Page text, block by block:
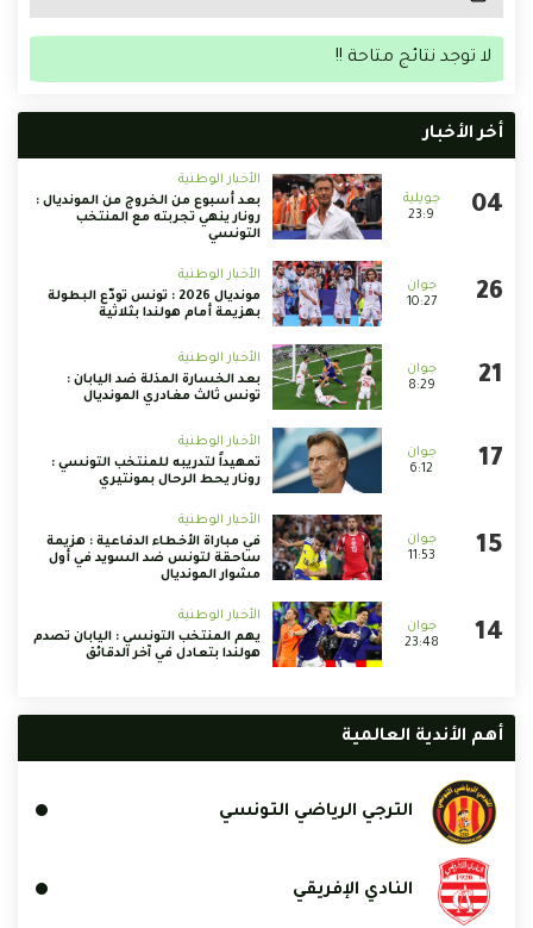
لا توجد نتائج متاحة !!
أخر الأخبار
23:9
الأخبار الوطنية
بعد أسبوع من الخروج من المونديال :
رونار ينهي تجربته مع المنتخب
التونسي
10:27
الأخبار الوطنية
مونديال 2026 : تونس تودّع البطولة
بهزيمة أمام هولندا بثلاثية
8:29
الأخبار الوطنية
بعد الخسارة المذلة ضد اليابان :
تونس ثالث مغادري المونديال
6:12
الأخبار الوطنية
تمهيداً لتدريبه للمنتخب التونسي :
رونار يحط الرحال بمونتيري
11:53
الأخبار الوطنية
في مباراة الأخطاء الدفاعية : هزيمة
ساحقة لتونس ضد السويد في أول
مشوار المونديال
23:48
الأخبار الوطنية
يهم المنتخب التونسي : اليابان تصدم
هولندا بتعادل في آخر الدقائق
أهم الأندية العالمية
الترجي الرياضي التونسي
النادي الإفريقي